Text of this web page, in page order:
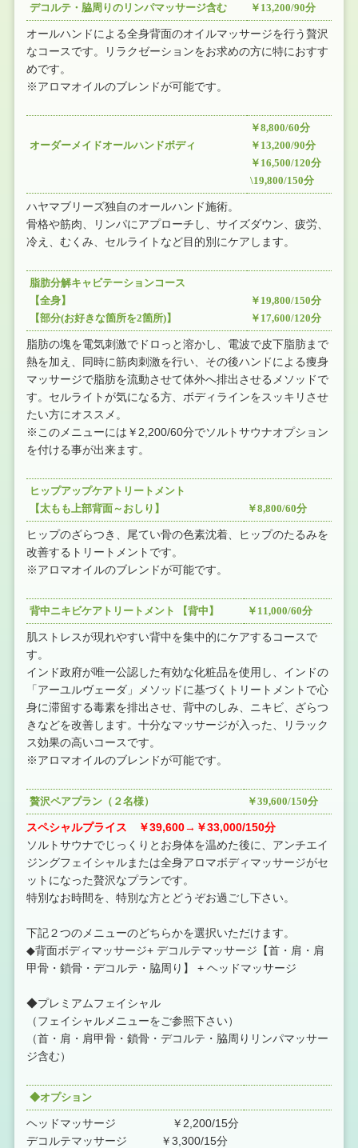
デコルテ・脇周りのリンパマッサージ含む
￥13,200/90分
オールハンドによる全身背面のオイルマッサージを行う贅沢
なコースです。リラクゼーションをお求めの方に特におすす
めです。
※アロマオイルのブレンドが可能です。
オーダーメイドオールハンドボディ
￥8,800/60分
￥13,200/90分
￥16,500/120分
\19,800/150分
ハヤマブリーズ独自のオールハンド施術。
骨格や筋肉、リンパにアプローチし、サイズダウン、疲労、
冷え、むくみ、セルライトなど目的別にケアします。
脂肪分解キャビテーションコース
【全身】
【部分(お好きな箇所を2箇所)】
￥19,800/150分
￥17,600/120分
脂肪の塊を電気刺激でドロっと溶かし、電波で皮下脂肪まで
熱を加え、同時に筋肉刺激を行い、その後ハンドによる痩身
マッサージで脂肪を流動させて体外へ排出させるメソッドで
す。セルライトが気になる方、ボディラインをスッキリさせ
たい方にオススメ。
※このメニューには￥2,200/60分でソルトサウナオプション
を付ける事が出来ます。
ヒップアップケアトリートメント
【太もも上部背面～おしり】
￥8,800/60分
ヒップのざらつき、尾てい骨の色素沈着、ヒップのたるみを
改善するトリートメントです。
※アロマオイルのブレンドが可能です。
背中ニキビケアトリートメント 【背中】 ￥11,000/60分
肌ストレスが現れやすい背中を集中的にケアするコースで
す。
インド政府が唯一公認した有効な化粧品を使用し、インドの
「アーユルヴェーダ」メソッドに基づくトリートメントで心
身に滞留する毒素を排出させ、背中のしみ、ニキビ、ざらつ
きなどを改善します。十分なマッサージが入った、リラック
ス効果の高いコースです。
※アロマオイルのブレンドが可能です。
贅沢ペアプラン（２名様） ￥39,600/150分
スペシャルプライス ￥39,600→￥33,000/150分
ソルトサウナでじっくりとお身体を温めた後に、アンチエイ
ジングフェイシャルまたは全身アロマボディマッサージがセ
ットになった贅沢なプランです。
特別なお時間を、特別な方とどうぞお過ごし下さい。
下記２つのメニューのどちらかを選択いただけます。
◆背面ボディマッサージ+ デコルテマッサージ【首・肩・肩
甲骨・鎖骨・デコルテ・脇周り】 + ヘッドマッサージ
◆プレミアムフェイシャル
（フェイシャルメニューをご参照下さい）
（首・肩・肩甲骨・鎖骨・デコルテ・脇周りリンパマッサー
ジ含む）
◆オプション
ヘッドマッサージ ￥2,200/15分
デコルテマッサージ ￥3,300/15分